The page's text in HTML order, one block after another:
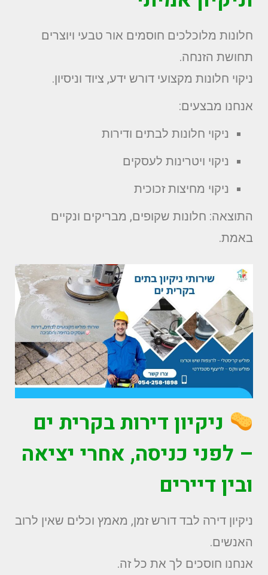
חלונות מלוכלכים חוסמים אור טבעי ויוצרים
תחושת הזנחה.
ניקוי חלונות מקצועי דורש ידע, ציוד וניסיון.
אנחנו מבצעים:
ניקוי חלונות לבתים ודירות
ניקוי ויטרינות לעסקים
ניקוי מחיצות זכוכית
התוצאה: חלונות שקופים, מבריקים ונקיים
באמת.
ניקיון דירות בקרית ים
– לפני כניסה, אחרי יציאה
ובין דיירים
ניקיון דירה לבד דורש זמן, מאמץ וכלים שאין לרוב
האנשים.
אנחנו חוסכים לך את כל זה.